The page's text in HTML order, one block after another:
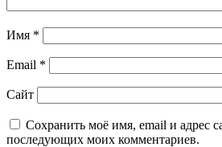
Имя *
Email *
Сайт
Сохранить моё имя, email и адрес
последующих моих комментариев.